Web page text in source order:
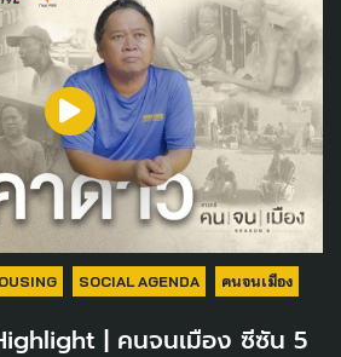
SOCIAL AGENDA คนจนเมือง
| คนจนเมือง ซีซัน 5